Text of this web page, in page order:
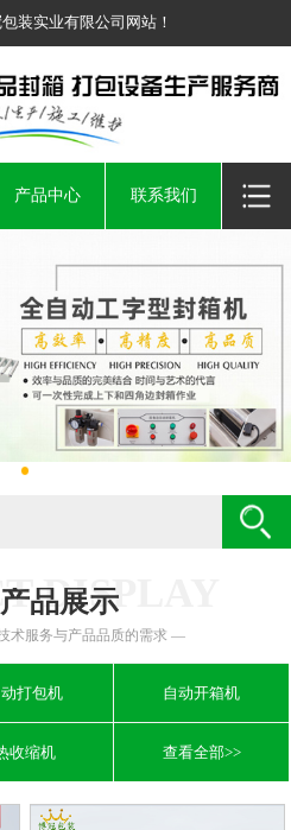
装实业有限公司网站！
产品中心 联系我们
DISPLAY
品展示
术服务与产品品质的需求 —
打包机 自动开箱机
收缩机 查看全部>>